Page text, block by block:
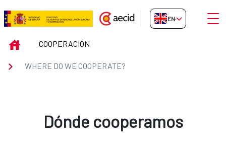
Skip to Main Content
WHERE DO WE COOPERATE?
EN-GB
INICIOCOOPERACIÓN
WHERE DO WE COOPERATE?
Dónde cooperamos